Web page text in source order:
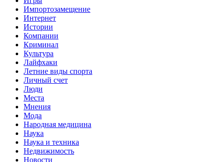
Импортозамещение
Интернет
Истории
Компании
Криминал
Культура
Лайфхаки
Летние виды спорта
Личный счет
Люди
Места
Мнения
Мода
Народная медицина
Наука
Наука и техника
Недвижимость
Новости